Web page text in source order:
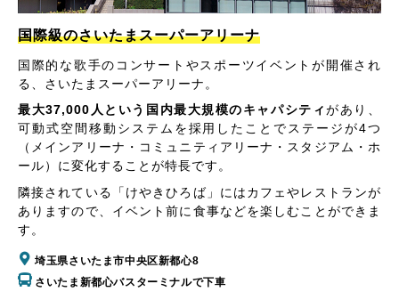
国際級のさいたまスーパーアリーナ
国際的な歌手のコンサートやスポーツイベントが開催され
る、さいたまスーパーアリーナ。
最大37,000人という国内最大規模のキャパシティがあり、
可動式空間移動システムを採用したことでステージが4つ
（メインアリーナ・コミュニティアリーナ・スタジアム・ホ
ール）に変化することが特長です。
隣接されている「けやきひろば」にはカフェやレストランが
ありますので、イベント前に食事などを楽しむことができま
す。
埼玉県さいたま市中央区新都心8
さいたま新都心バスターミナルで下車